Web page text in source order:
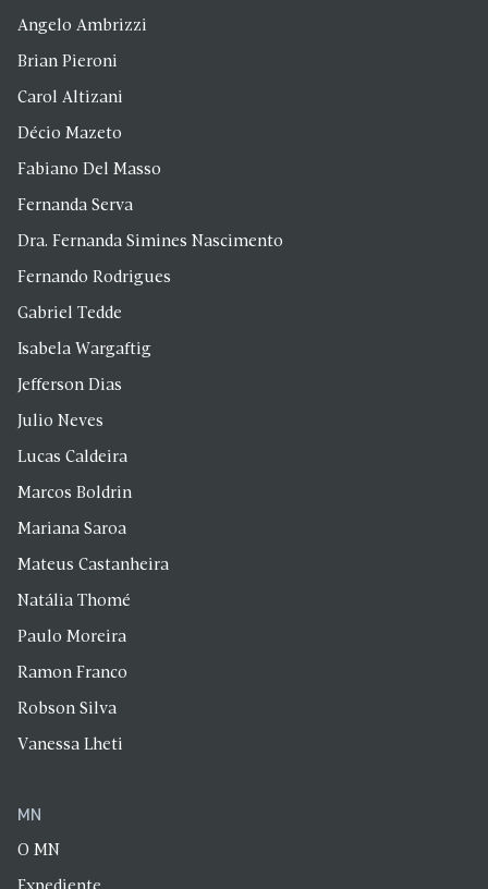
Angelo Ambrizzi
Brian Pieroni
Carol Altizani
Décio Mazeto
Fabiano Del Masso
Fernanda Serva
Dra. Fernanda Simines Nascimento
Fernando Rodrigues
Gabriel Tedde
Isabela Wargaftig
Jefferson Dias
Julio Neves
Lucas Caldeira
Marcos Boldrin
Mariana Saroa
Mateus Castanheira
Natália Thomé
Paulo Moreira
Ramon Franco
Robson Silva
Vanessa Lheti
MN
O MN